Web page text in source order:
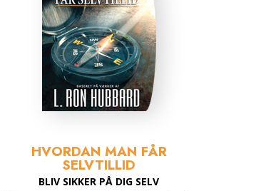
HVORDAN MAN FÅR
SELVTILLID
BLIV SIKKER PÅ DIG SELV